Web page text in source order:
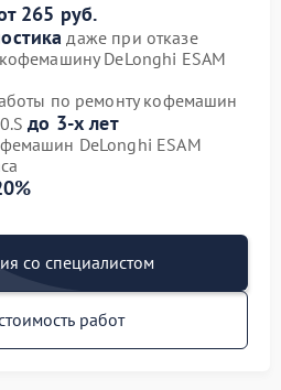
265 руб.
даже при отказе
DeLonghi ESAM
по ремонту кофемашин
до 3-х лет
DeLonghi ESAM
со специалистом
работ